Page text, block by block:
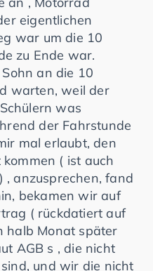
eigentlichen
war um die 10
zu Ende war.
an die 10
warten, weil der
was
der Fahrstunde
mal erlaubt, den
( ist auch
anzusprechen, fand
bekamen wir auf
( rückdatiert auf
halb Monat später
AGB s , die nicht
und wir die nicht